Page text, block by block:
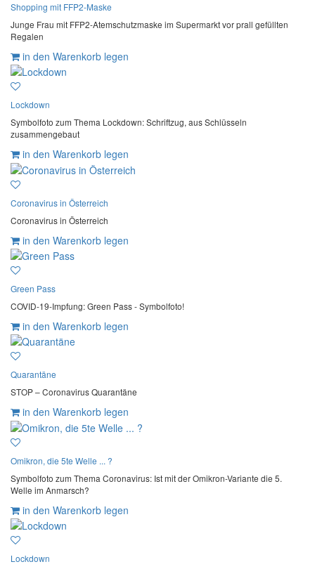
Shopping mit FFP2-Maske
Junge Frau mit FFP2-Atemschutzmaske im Supermarkt vor prall gefüllten
Regalen
in den Warenkorb legen
Lockdown
Symbolfoto zum Thema Lockdown: Schriftzug, aus Schlüsseln
zusammengebaut
in den Warenkorb legen
Coronavirus in Österreich
Coronavirus in Österreich
in den Warenkorb legen
Green Pass
COVID-19-Impfung: Green Pass - Symbolfoto!
in den Warenkorb legen
Quarantäne
STOP – Coronavirus Quarantäne
in den Warenkorb legen
Omikron, die 5te Welle ... ?
Symbolfoto zum Thema Coronavirus: Ist mit der Omikron-Variante die 5.
Welle im Anmarsch?
in den Warenkorb legen
Lockdown